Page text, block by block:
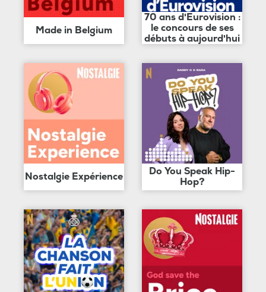
Made in Belgium
70 ans d'Eurovision :
le concours de ses
débuts à aujourd'hui
Nostalgie Expérience
Do You Speak Hip-
Hop?